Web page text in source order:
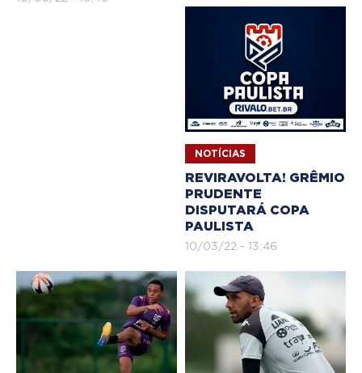
NOTÍCIAS
REVIRAVOLTA! GRÊMIO
PRUDENTE
DISPUTARÁ COPA
PAULISTA
10/03/22 - 13:46